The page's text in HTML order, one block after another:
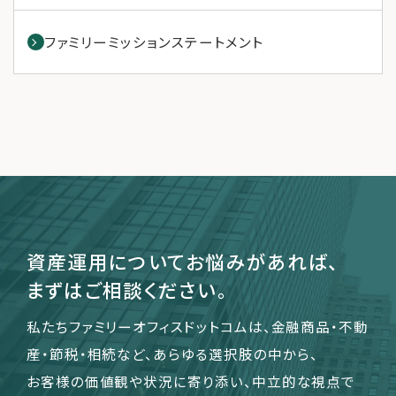
ファミリーミッションステートメント
資産運用についてお悩みがあれば、
まずはご相談ください。
私たちファミリーオフィスドットコムは、金融商品・不動
産・節税・相続など、あらゆる選択肢の中から、
お客様の価値観や状況に寄り添い、中立的な視点で